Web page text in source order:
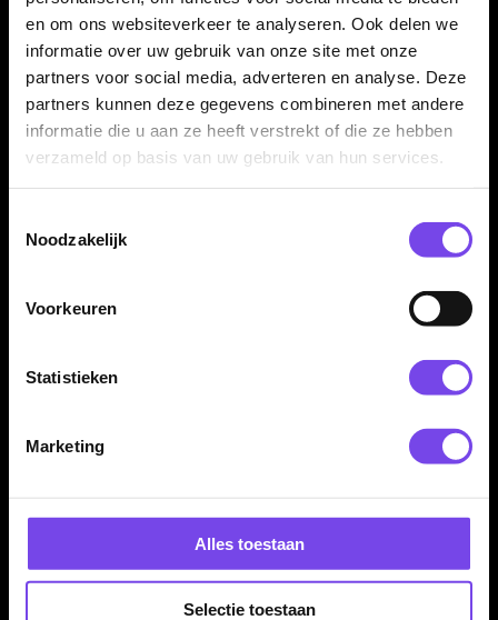
en om ons websiteverkeer te analyseren. Ook delen we
informatie over uw gebruik van onze site met onze
partners voor social media, adverteren en analyse. Deze
partners kunnen deze gegevens combineren met andere
informatie die u aan ze heeft verstrekt of die ze hebben
verzameld op basis van uw gebruik van hun services.
Noodzakelijk
Voorkeuren
Statistieken
Marketing
Alles toestaan
Selectie toestaan
Handig als reserveonderdeel
De Caliburn Spigot is handig als reserveonderdeel wanneer je
jouw Caliburn setup wilt onderhouden, vervangen of
ombouwen. Zo kun je jouw darts geschikt houden voor het
snel wisselen van punten.
point driver, spigot replacement tool, repointing tool, dartpijlen,
barrels en overige accessoires worden niet meegeleverd.
Spigot voor het Caliburn replaceable dart point systeem
dartpunt
Maakt snelle puntwissels mogelijk met compatibele
Caliburn punten
Verkrijgbaar in 2.33 mm, 2.34 mm, 2.35 mm, 2.37 mm en